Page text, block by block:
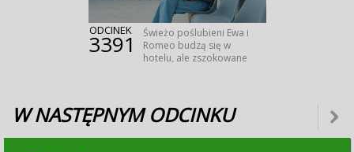
ODCINEK
3391
Świeżo poślubieni Ewa i
Romeo budzą się w
hotelu, ale zszokowane
zamieszkanie pary.
Tymczasem źle czująca
W NASTĘPNYM ODCINKU